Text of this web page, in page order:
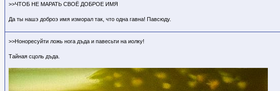
>>ЧТОБ НЕ МАРАТЬ СВОЁ ДОБРОЕ ИМЯ
Да ты нашэ доброэ имя изморал так, что одна гавна! Павсюду.
>>Ноноресуйти ложь нога дъда и павесьти на иолку!
Тайная сцоль дъда.